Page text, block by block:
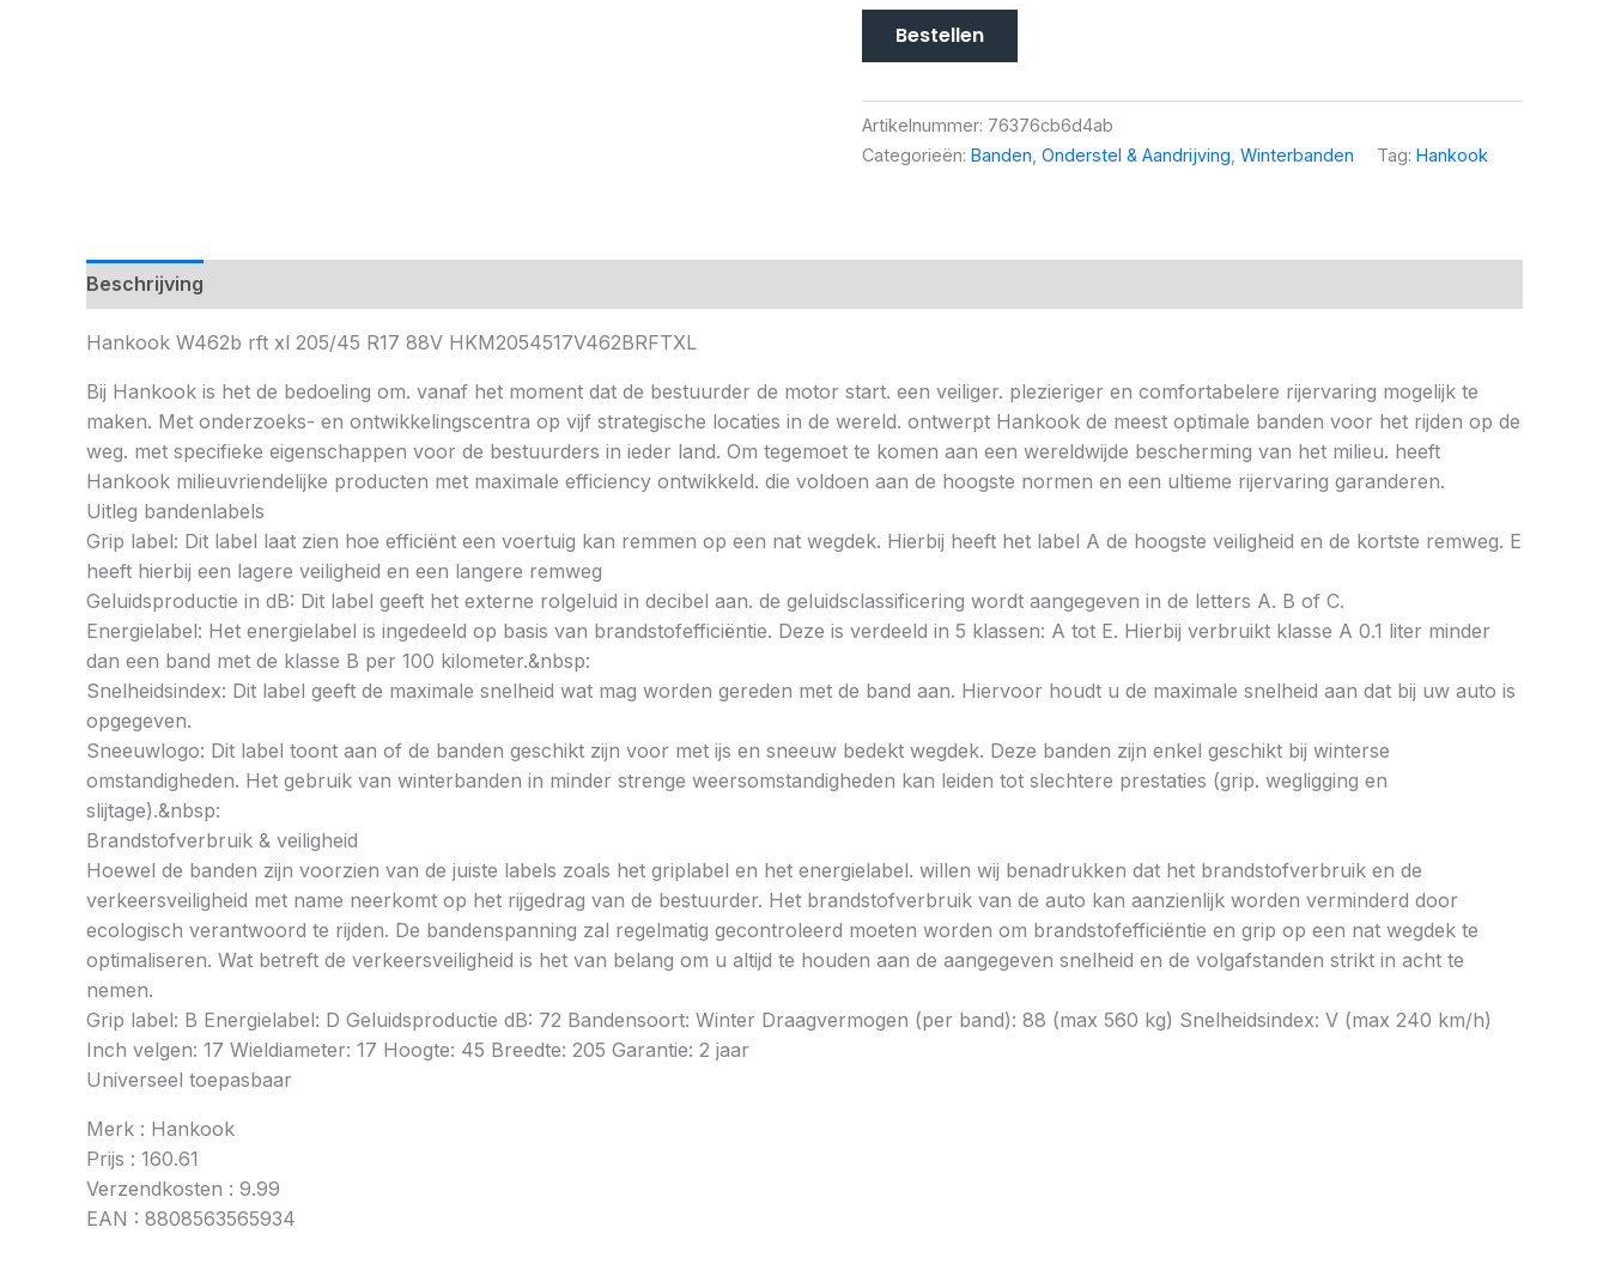
Bestellen
Artikelnummer: 76376cb6d4ab
Categorieën: Banden Onderstel & Aandrijving Winterbanden Tag: Hankook
Beschrijving
Hankook W462b rft xl 205/45 R17 88V HKM2054517V462BRFTXL
Bij Hankook is het de bedoeling om. vanaf het moment dat de bestuurder de motor start. een veiliger. plezieriger en comfortabelere rijervaring mogelijk te
maken. Met onderzoeks- en ontwikkelingscentra op vijf strategische locaties in de wereld. ontwerpt Hankook de meest optimale banden voor het rijden op de
weg. met specifieke eigenschappen voor de bestuurders in ieder land. Om tegemoet te komen aan een wereldwijde bescherming van het milieu. heeft
Hankook milieuvriendelijke producten met maximale efficiency ontwikkeld. die voldoen aan de hoogste normen en een ultieme rijervaring garanderen.
Uitleg bandenlabels
Grip label: Dit label laat zien hoe efficiënt een voertuig kan remmen op een nat wegdek. Hierbij heeft het label A de hoogste veiligheid en de kortste remweg. E
heeft hierbij een lagere veiligheid en een langere remweg
Geluidsproductie in dB: Dit label geeft het externe rolgeluid in decibel aan. de geluidsclassificering wordt aangegeven in de letters A. B of C.
Energielabel: Het energielabel is ingedeeld op basis van brandstofefficiëntie. Deze is verdeeld in 5 klassen: A tot E. Hierbij verbruikt klasse A 0.1 liter minder
dan een band met de klasse B per 100 kilometer.&nbsp:
Snelheidsindex: Dit label geeft de maximale snelheid wat mag worden gereden met de band aan. Hiervoor houdt u de maximale snelheid aan dat bij uw auto is
opgegeven.
Sneeuwlogo: Dit label toont aan of de banden geschikt zijn voor met ijs en sneeuw bedekt wegdek. Deze banden zijn enkel geschikt bij winterse
omstandigheden. Het gebruik van winterbanden in minder strenge weersomstandigheden kan leiden tot slechtere prestaties (grip. wegligging en
slijtage).&nbsp:
Brandstofverbruik & veiligheid
Hoewel de banden zijn voorzien van de juiste labels zoals het griplabel en het energielabel. willen wij benadrukken dat het brandstofverbruik en de
verkeersveiligheid met name neerkomt op het rijgedrag van de bestuurder. Het brandstofverbruik van de auto kan aanzienlijk worden verminderd door
ecologisch verantwoord te rijden. De bandenspanning zal regelmatig gecontroleerd moeten worden om brandstofefficiëntie en grip op een nat wegdek te
optimaliseren. Wat betreft de verkeersveiligheid is het van belang om u altijd te houden aan de aangegeven snelheid en de volgafstanden strikt in acht te
nemen.
Grip label: B Energielabel: D Geluidsproductie dB: 72 Bandensoort: Winter Draagvermogen (per band): 88 (max 560 kg) Snelheidsindex: V (max 240 km/h)
Inch velgen: 17 Wieldiameter: 17 Hoogte: 45 Breedte: 205 Garantie: 2 jaar
Universeel toepasbaar
Merk : Hankook
Prijs : 160.61
Verzendkosten : 9.99
EAN : 8808563565934